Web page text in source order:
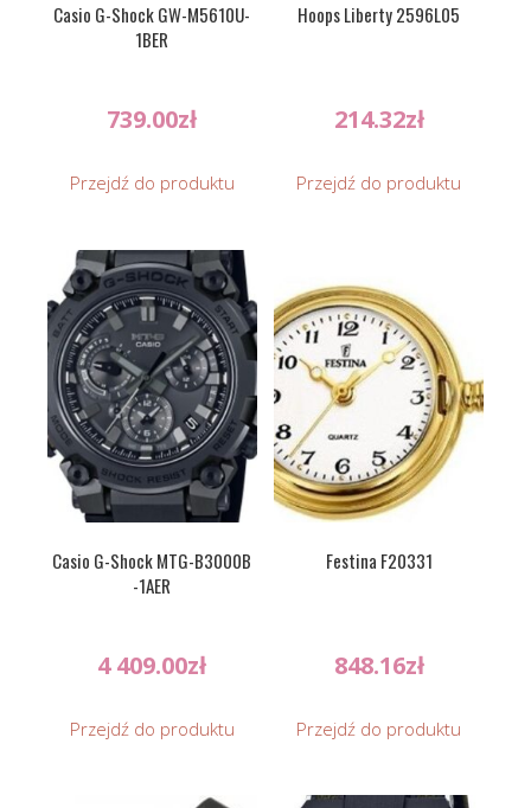
Casio G-Shock GW-M5610U-
1BER
739.00zł
Przejdź do produktu
Hoops Liberty 2596L05
214.32zł
Przejdź do produktu
Casio G-Shock MTG-B3000B
-1AER
4 409.00zł
Przejdź do produktu
Festina F20331
848.16zł
Przejdź do produktu